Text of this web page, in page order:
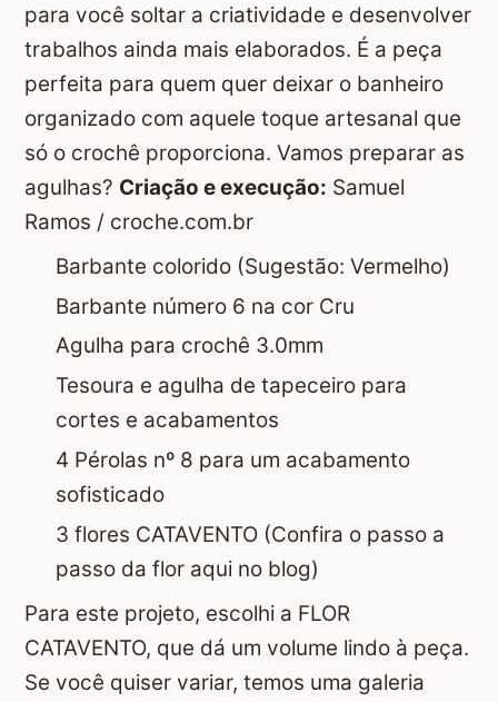
para você soltar a criatividade e desenvolver
trabalhos ainda mais elaborados. É a peça
perfeita para quem quer deixar o banheiro
organizado com aquele toque artesanal que
só o crochê proporciona. Vamos preparar as
agulhas? Criação e execução: Samuel
Ramos / croche.com.br
Barbante colorido (Sugestão: Vermelho)
Barbante número 6 na cor Cru
Agulha para crochê 3.0mm
Tesoura e agulha de tapeceiro para
cortes e acabamentos
4 Pérolas nº 8 para um acabamento
sofisticado
3 flores CATAVENTO (Confira o passo a
passo da flor aqui no blog)
Para este projeto, escolhi a FLOR
CATAVENTO, que dá um volume lindo à peça.
Se você quiser variar, temos uma galeria